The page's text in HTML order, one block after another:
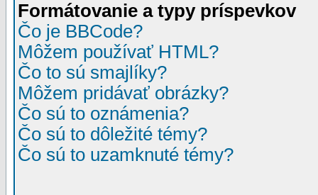
Formátovanie a typy príspevkov
Čo je BBCode?
Môžem používať HTML?
Čo to sú smajlíky?
Môžem pridávať obrázky?
Čo sú to oznámenia?
Čo sú to dôležité témy?
Čo sú to uzamknuté témy?